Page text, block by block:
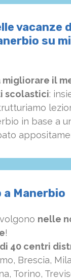
vacanze
su
migliorare il
scolastici:
le
in base a
a Manerbio
nelle
!
40 centri
Brescia,
Torino,